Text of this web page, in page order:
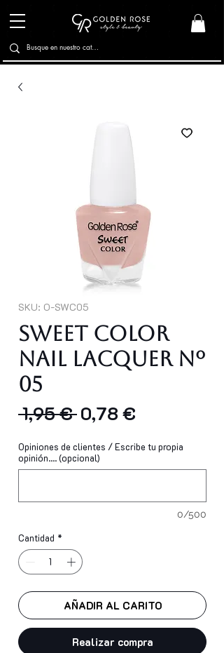
SKU: O-SWC05
Sweet Color
Nail Lacquer Nº
05
1,95 € Precio
0,78 €
oferta
Opiniones de clientes / Escribe tu propia
opinión.... (opcional)
0/500
Cantidad *
AÑADIR AL CARITO
Realizar compra